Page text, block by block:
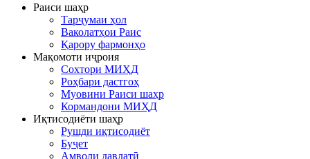
Раиси шаҳр
Тарҷумаи ҳол
Ваколатҳои Раис
Қарору фармонҳо
Мақомоти иҷроия
Сохтори МИҲД
Роҳбари дастгоҳ
Муовини Раиси шаҳр
Кормандони МИҲД
Иқтисодиёти шаҳр
Рушди иқтисодиёт
Буҷет
Амволи давлатӣ